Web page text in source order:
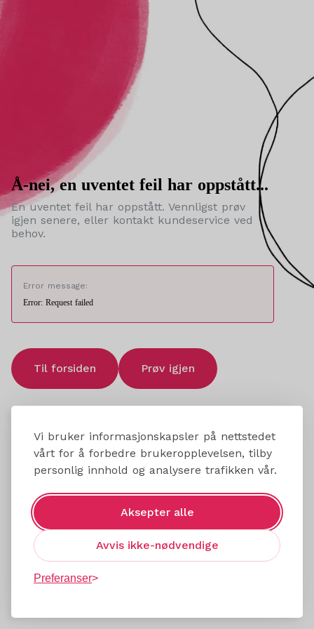
Vi bruker informasjonskapsler på nettstedet
vårt for å forbedre brukeropplevelsen, tilby
personlig innhold og analysere trafikken vår.
Aksepter alle
Avvis ikke-nødvendige
Preferanser
Å-nei, en uventet feil har oppstått...
En uventet feil har oppstått. Vennligst prøv
igjen senere, eller kontakt kundeservice ved
behov.
Error message:
Error: Request failed
Til forsiden Prøv igjen